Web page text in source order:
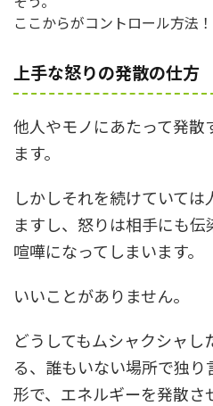
ここからがコントロール方法！
上手な怒りの発散の仕方
他人やモノにあたって発散
ます。
しかしそれを続けていて
ますし、怒りは相手にも
喧嘩になってしまいます。
いいことがありません。
どうしてもムシャクシャ
る、誰もいない場所で独
形で、エネルギーを発散さ